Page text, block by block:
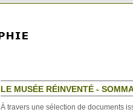
LE MUSÉE RÉINVENTÉ -
À travers une sélection de documents